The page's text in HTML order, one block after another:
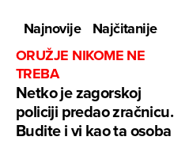
Najnovije
Najčitanije
ORUŽJE NIKOME NE
TREBA
Netko je zagorskoj
policiji predao zračnicu.
Budite i vi kao ta osoba